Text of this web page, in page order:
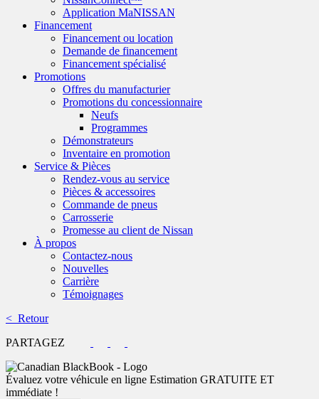
Application MaNISSAN
Financement
Financement ou location
Demande de financement
Financement spécialisé
Promotions
Offres du manufacturier
Promotions du concessionnaire
Neufs
Programmes
Démonstrateurs
Inventaire en promotion
Service & Pièces
Rendez-vous au service
Pièces & accessoires
Commande de pneus
Carrosserie
Promesse au client de Nissan
À propos
Contactez-nous
Nouvelles
Carrière
Témoignages
< Retour
PARTAGEZ
Évaluez votre véhicule en ligne Estimation GRATUITE ET
immédiate !